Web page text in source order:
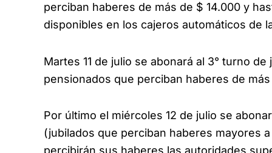
perciban haberes de más de $ 14.000 y
disponibles en los cajeros automáticos de
Martes 11 de julio se abonará al 3° turno
pensionados que perciban haberes de
Por último el miércoles 12 de julio se
(jubilados que perciban haberes mayores
percibirán sus haberes las autoridades